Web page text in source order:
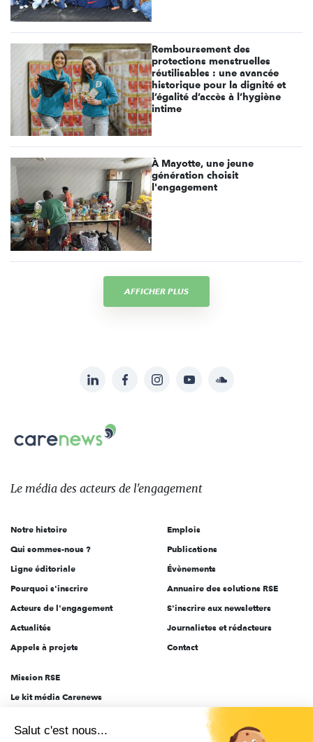
Remboursement des
protections menstruelles
réutilisables : une avancée
historique pour la dignité et
l’égalité d’accès à l’hygiène
intime
À Mayotte, une jeune
génération choisit
l'engagement
AFFICHER PLUS
sur:
LinkedInFacebookInstagramYouTubeSoundcloud
Carenews,
Le
des
l'engagement
Le média des acteurs de l'engagement
Notre histoire
Qui sommes-nous ?
Ligne éditoriale
Pourquoi s'inscrire
Acteurs de l'engagement
Actualités
Appels à projets
Emplois
Publications
Évènements
Annuaire des solutions RSE
S'inscrire aux newsletters
Journalistes et rédacteurs
Contact
Mission RSE
Le kit média Carenews
AEF info
Salut c'est nous...